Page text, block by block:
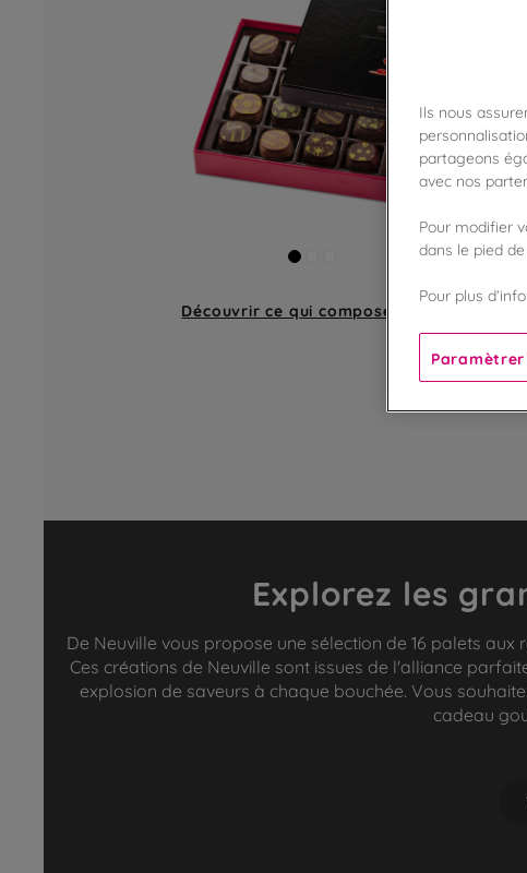
Découvrir ce qui compose un coffret
Explorez les
De Neuville vous propose une sélection de 16 palets
Ces créations de Neuville sont issues de l'alliance
explosion de saveurs à chaque bouchée. Vous
cadeau
Ils nous
partageons
avec nos
Pour modifier
dans le pied
Pour plus